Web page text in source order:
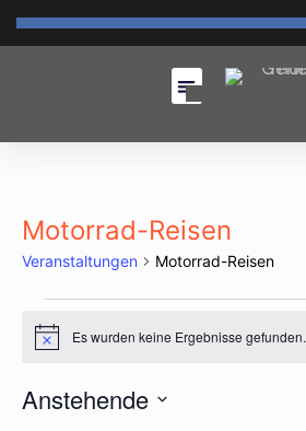
Motorrad-Reisen
Veranstaltungen Motorrad-Reisen
HinweisEs wurden keine Ergebnisse gefunden.
Anstehende